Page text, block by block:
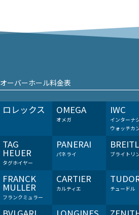
オーバーホール料金表
ロレックス OMEGA
オメガ
IWC
インターナ
ウォッチカ
TAG
HEUER
タグホイヤー
PANERAI
パネライ ブライトリ
FRANCK
MULLER
フランクミュラー
CARTIER
カルティエ チュードル